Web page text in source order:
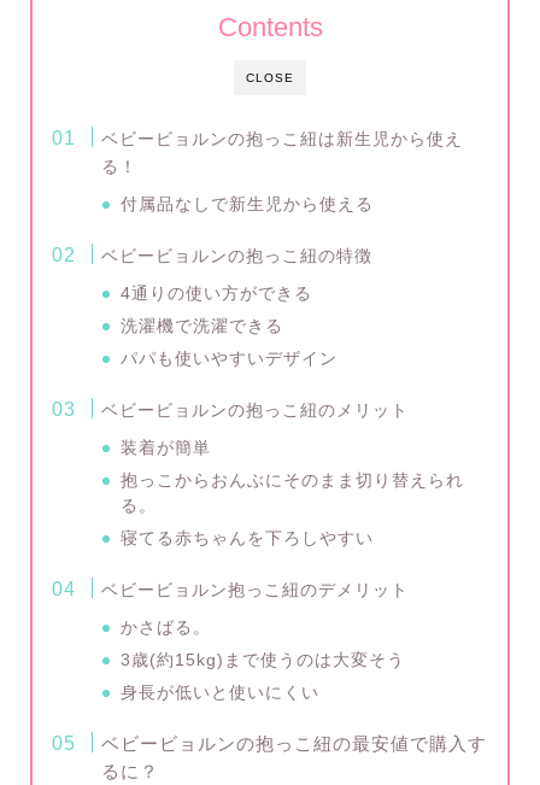
CLOSE
Contents
ベビービョルンの抱っこ紐は新生児から使え
る！
付属品なしで新生児から使える
ベビービョルンの抱っこ紐の特徴
4通りの使い方ができる
洗濯機で洗濯できる
パパも使いやすいデザイン
ベビービョルンの抱っこ紐のメリット
装着が簡単
抱っこからおんぶにそのまま切り替えられ
る。
寝てる赤ちゃんを下ろしやすい
ベビービョルン抱っこ紐のデメリット
かさばる。
3歳(約15kg)まで使うのは大変そう
身長が低いと使いにくい
ベビービョルンの抱っこ紐の最安値で購入す
るに？